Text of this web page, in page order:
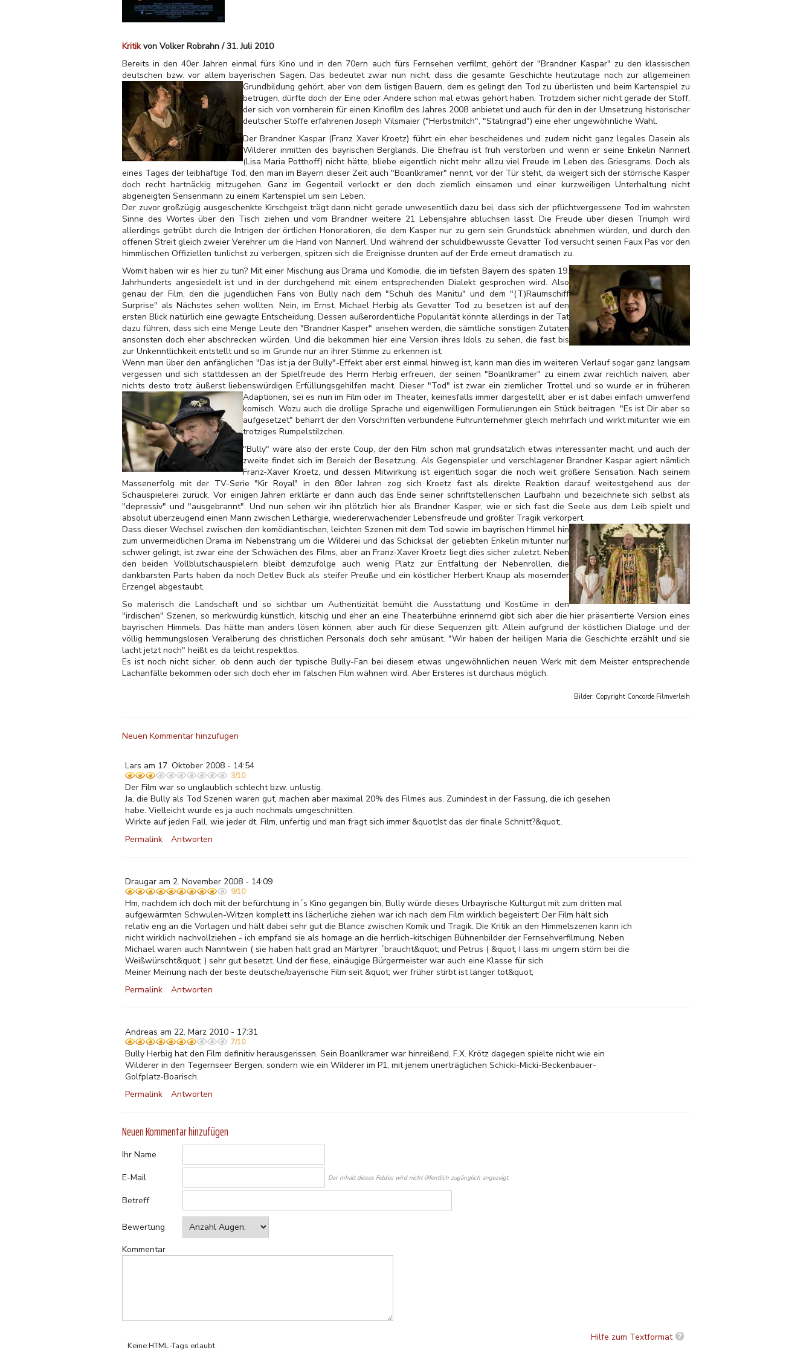
Kritikvon Volker Robrahn / 31. Juli 2010
Bereits in den 40er Jahren einmal fürs Kino und in den 70ern auch fürs Fernsehen verfilmt, gehört der "Brandner Kaspar" zu den klassischen
deutschen bzw. vor allem bayerischen Sagen. Das bedeutet zwar nun nicht, dass die gesamte Geschichte heutzutage noch zur allgemeinen
Grundbildung gehört, aber von dem listigen Bauern, dem es gelingt den Tod zu überlisten und beim Kartenspiel zu
betrügen, dürfte doch der Eine oder Andere schon mal etwas gehört haben. Trotzdem sicher nicht gerade der Stoff,
der sich von vornherein für einen Kinofilm des Jahres 2008 anbietet und auch für den in der Umsetzung historischer
deutscher Stoffe erfahrenen Joseph Vilsmaier ("Herbstmilch", "Stalingrad") eine eher ungewöhnliche Wahl.
Der Brandner Kaspar (Franz Xaver Kroetz) führt ein eher bescheidenes und zudem nicht ganz legales Dasein als
Wilderer inmitten des bayrischen Berglands. Die Ehefrau ist früh verstorben und wenn er seine Enkelin Nannerl
(Lisa Maria Potthoff) nicht hätte, bliebe eigentlich nicht mehr allzu viel Freude im Leben des Griesgrams. Doch als
eines Tages der leibhaftige Tod, den man im Bayern dieser Zeit auch "Boanlkramer" nennt, vor der Tür steht, da weigert sich der störrische Kasper
doch recht hartnäckig mitzugehen. Ganz im Gegenteil verlockt er den doch ziemlich einsamen und einer kurzweiligen Unterhaltung nicht
abgeneigten Sensenmann zu einem Kartenspiel um sein Leben.
Der zuvor großzügig ausgeschenkte Kirschgeist trägt dann nicht gerade unwesentlich dazu bei, dass sich der pflichtvergessene Tod im wahrsten
Sinne des Wortes über den Tisch ziehen und vom Brandner weitere 21 Lebensjahre abluchsen lässt. Die Freude über diesen Triumph wird
allerdings getrübt durch die Intrigen der örtlichen Honoratioren, die dem Kasper nur zu gern sein Grundstück abnehmen würden, und durch den
offenen Streit gleich zweier Verehrer um die Hand von Nannerl. Und während der schuldbewusste Gevatter Tod versucht seinen Faux Pas vor den
himmlischen Offiziellen tunlichst zu verbergen, spitzen sich die Ereignisse drunten auf der Erde erneut dramatisch zu.
Womit haben wir es hier zu tun? Mit einer Mischung aus Drama und Komödie, die im tiefsten Bayern des späten 19.
Jahrhunderts angesiedelt ist und in der durchgehend mit einem entsprechenden Dialekt gesprochen wird. Also
genau der Film, den die jugendlichen Fans von Bully nach dem "Schuh des Manitu" und dem "(T)Raumschiff
Surprise" als Nächstes sehen wollten. Nein, im Ernst, Michael Herbig als Gevatter Tod zu besetzen ist auf den
ersten Blick natürlich eine gewagte Entscheidung. Dessen außerordentliche Popularität könnte allerdings in der Tat
dazu führen, dass sich eine Menge Leute den "Brandner Kasper" ansehen werden, die sämtliche sonstigen Zutaten
ansonsten doch eher abschrecken würden. Und die bekommen hier eine Version ihres Idols zu sehen, die fast bis
zur Unkenntlichkeit entstellt und so im Grunde nur an ihrer Stimme zu erkennen ist.
Wenn man über den anfänglichen "Das ist ja der Bully"-Effekt aber erst einmal hinweg ist, kann man dies im weiteren Verlauf sogar ganz langsam
vergessen und sich stattdessen an der Spielfreude des Herrn Herbig erfreuen, der seinen "Boanlkramer" zu einem zwar reichlich naiven, aber
nichts desto trotz äußerst liebenswürdigen Erfüllungsgehilfen macht. Dieser "Tod" ist zwar ein ziemlicher Trottel und so wurde er in früheren
Adaptionen, sei es nun im Film oder im Theater, keinesfalls immer dargestellt, aber er ist dabei einfach umwerfend
komisch. Wozu auch die drollige Sprache und eigenwilligen Formulierungen ein Stück beitragen. "Es ist Dir aber so
aufgesetzet" beharrt der den Vorschriften verbundene Fuhrunternehmer gleich mehrfach und wirkt mitunter wie ein
trotziges Rumpelstilzchen.
"Bully" wäre also der erste Coup, der den Film schon mal grundsätzlich etwas interessanter macht, und auch der
zweite findet sich im Bereich der Besetzung. Als Gegenspieler und verschlagener Brandner Kaspar agiert nämlich
Franz-Xaver Kroetz, und dessen Mitwirkung ist eigentlich sogar die noch weit größere Sensation. Nach seinem
Massenerfolg mit der TV-Serie "Kir Royal" in den 80er Jahren zog sich Kroetz fast als direkte Reaktion darauf weitestgehend aus der
Schauspielerei zurück. Vor einigen Jahren erklärte er dann auch das Ende seiner schriftstellerischen Laufbahn und bezeichnete sich selbst als
"depressiv" und "ausgebrannt". Und nun sehen wir ihn plötzlich hier als Brandner Kasper, wie er sich fast die Seele aus dem Leib spielt und
absolut überzeugend einen Mann zwischen Lethargie, wiedererwachender Lebensfreude und größter Tragik verkörpert.
Dass dieser Wechsel zwischen den komödiantischen, leichten Szenen mit dem Tod sowie im bayrischen Himmel hin
zum unvermeidlichen Drama im Nebenstrang um die Wilderei und das Schicksal der geliebten Enkelin mitunter nur
schwer gelingt, ist zwar eine der Schwächen des Films, aber an Franz-Xaver Kroetz liegt dies sicher zuletzt. Neben
den beiden Vollblutschauspielern bleibt demzufolge auch wenig Platz zur Entfaltung der Nebenrollen, die
dankbarsten Parts haben da noch Detlev Buck als steifer Preuße und ein köstlicher Herbert Knaup als mosernder
Erzengel abgestaubt.
So malerisch die Landschaft und so sichtbar um Authentizität bemüht die Ausstattung und Kostüme in den
"irdischen" Szenen, so merkwürdig künstlich, kitschig und eher an eine Theaterbühne erinnernd gibt sich aber die hier präsentierte Version eines
bayrischen Himmels. Das hätte man anders lösen können, aber auch für diese Sequenzen gilt: Allein aufgrund der köstlichen Dialoge und der
völlig hemmungslosen Veralberung des christlichen Personals doch sehr amüsant. "Wir haben der heiligen Maria die Geschichte erzählt und sie
lacht jetzt noch" heißt es da leicht respektlos.
Es ist noch nicht sicher, ob denn auch der typische Bully-Fan bei diesem etwas ungewöhnlichen neuen Werk mit dem Meister entsprechende
Lachanfälle bekommen oder sich doch eher im falschen Film wähnen wird. Aber Ersteres ist durchaus möglich.
Bilder: Copyright Concorde Filmverleih
Neuen Kommentar hinzufügen
Lars am 17. Oktober 2008 - 14:54
3/10
Der Film war so unglaublich schlecht bzw. unlustig.
Ja, die Bully als Tod Szenen waren gut, machen aber maximal 20% des Filmes aus. Zumindest in der Fassung, die ich gesehen
habe. Vielleicht wurde es ja auch nochmals umgeschnitten.
Wirkte auf jeden Fall, wie jeder dt. Film, unfertig und man fragt sich immer &quot;Ist das der finale Schnitt?&quot;.
Permalink
Antworten
Draugar am 2. November 2008 - 14:09
9/10
Hm, nachdem ich doch mit der befürchtung in´s Kino gegangen bin, Bully würde dieses Urbayrische Kulturgut mit zum dritten mal
aufgewärmten Schwulen-Witzen komplett ins lächerliche ziehen war ich nach dem Film wirklich begeistert: Der Film hält sich
relativ eng an die Vorlagen und hält dabei sehr gut die Blance zwischen Komik und Tragik. Die Kritik an den Himmelszenen kann ich
nicht wirklich nachvollziehen - ich empfand sie als homage an die herrlich-kitschigen Bühnenbilder der Fernsehverfilmung. Neben
Michael waren auch Nanntwein ( sie haben halt grad an Märtyrer ´braucht&quot; und Petrus ( &quot; I lass mi ungern störn bei die
Weißwürscht&quot; ) sehr gut besetzt. Und der fiese, einäugige Bürgermeister war auch eine Klasse für sich.
Meiner Meinung nach der beste deutsche/bayerische Film seit &quot; wer früher stirbt ist länger tot&quot;
Permalink
Antworten
Andreas am 22. März 2010 - 17:31
7/10
Bully Herbig hat den Film definitiv herausgerissen. Sein Boanlkramer war hinreißend. F.X. Krötz dagegen spielte nicht wie ein
Wilderer in den Tegernseer Bergen, sondern wie ein Wilderer im P1, mit jenem unerträglichen Schicki-Micki-Beckenbauer-
Golfplatz-Boarisch.
Permalink
Antworten
Neuen Kommentar hinzufügen
Ihr Name
E-Mail
Der Inhalt dieses Feldes wird nicht öffentlich zugänglich angezeigt.
Betreff
Bewertung
Kommentar
Hilfe zum Textformat
Keine HTML-Tags erlaubt.